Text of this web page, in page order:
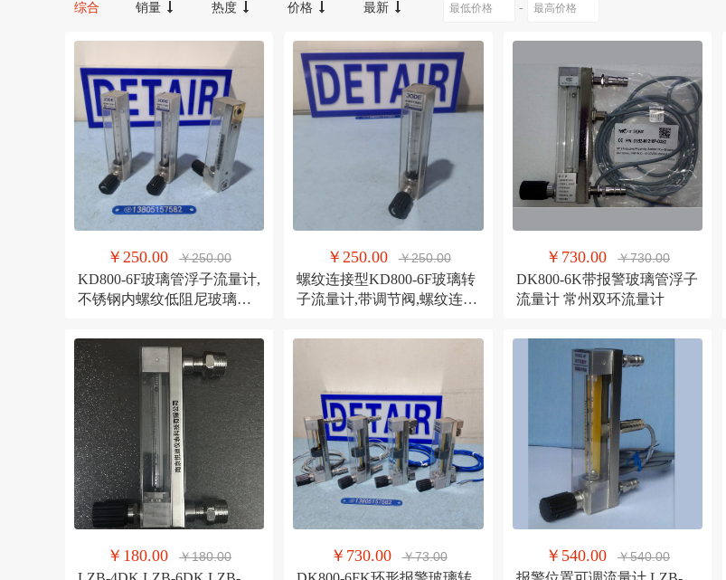
综合 销量 热度 价格 最新 -
￥250.00 ￥250.00
KD800-6F玻璃管浮子流量计,
不锈钢内螺纹低阻尼玻璃转
￥250.00 ￥250.00
螺纹连接型KD800-6F玻璃转
子流量计,带调节阀,螺纹连接
￥730.00 ￥730.00
DK800-6K带报警玻璃管浮子
流量计 常州双环流量计
￥180.00 ￥180.00 ￥730.00 ￥73.00 ￥540.00 ￥540.00